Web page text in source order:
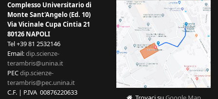
Complesso Universitario di
Monte Sant'Angelo (Ed. 10)
Via Vicinale Cupa Cintia 21
80126 NAPOLI
Tel +39 81 2532146
Email:dip.scienze-
terambris@unina.it
PECdip.scienze-
terambris@pec.unina.it
C.F. | P.IVA 00876220633